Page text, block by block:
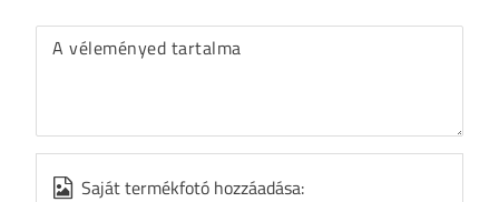
A véleményed tartalma
Saját termékfotó hozzáadása: